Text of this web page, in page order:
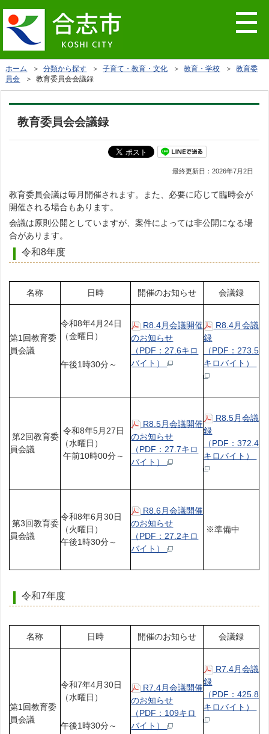
ホーム ＞分類から探す ＞子育て・教育・文化 ＞教育・学校 ＞教育委
員会 ＞ 教育委員会会議録
教育委員会会議録
最終更新日：2026年7月2日
教育委員会議は毎月開催されます。また、必要に応じて臨時会が
開催される場合もあります。
会議は原則公開としていますが、案件によっては非公開になる場
合があります。
令和8年度
名称 日時 開催のお知らせ 会議録
第1回教育委
員会議
令和8年4月24日
（金曜日）
午後1時30分～
R8.4月会議開催
のお知らせ
（PDF：27.6キロ
バイト）
R8.4月会議
録
（PDF：273.5
キロバイト）
第2回教育委
員会議
令和8年5月27日
（水曜日）
午前10時00分～
R8.5月会議開催
のお知らせ
（PDF：27.7キロ
バイト）
R8.5月会議
録
（PDF：372.4
キロバイト）
第3回教育委
員会議
令和8年6月30日
（火曜日）
午後1時30分～
R8.6月会議開催
のお知らせ
（PDF：27.2キロ
バイト）
※準備中
令和7年度
名称 日時 開催のお知らせ 会議録
第1回教育委
員会議
令和7年4月30日
（水曜日）
午後1時30分～
R7.4月会議開催
のお知らせ
（PDF：109キロ
バイト）
R7.4月会議
録
（PDF：425.8
キロバイト）